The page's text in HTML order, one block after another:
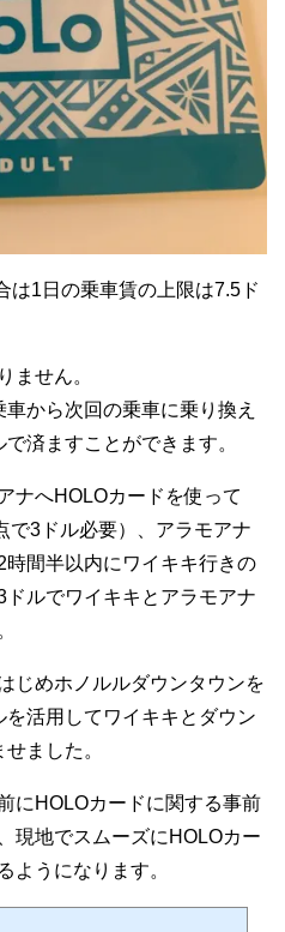
は1日の乗車賃の上限は7.5ド
ません。
から次回の乗車に乗り換え
済ますことができます。
ナへHOLOカードを使って
で3ドル必要）、アラモアナ
間半以内にワイキキ行きの
ルでワイキキとアラモアナ
じめホノルルダウンタウンを
活用してワイキキとダウン
ました。
にHOLOカードに関する事前
現地でスムーズにHOLOカー
ようになります。